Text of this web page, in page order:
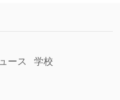
ース
学校